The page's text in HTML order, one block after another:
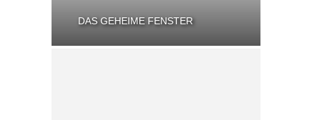
DAS GEHEIME FENSTER